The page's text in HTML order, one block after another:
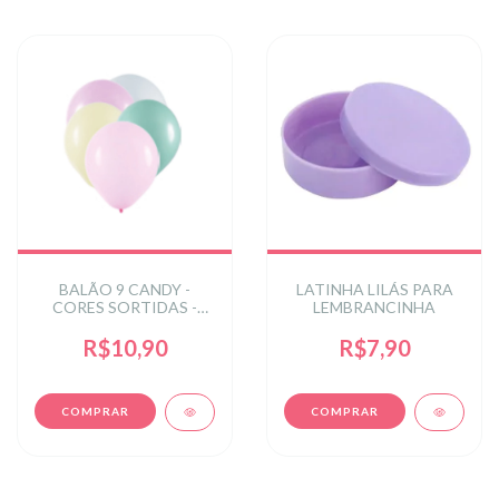
BALÃO 9 CANDY -
CORES SORTIDAS -
UNIDADES
R$10,90
LATINHA LILÁS PARA
LEMBRANCINHA
R$7,90